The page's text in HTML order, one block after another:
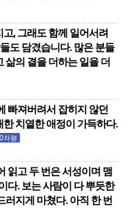
, 그래도 함께 일어서려
도 담겼습니다. 많은 분들
삶의 결을 더하는 일을 더
빠져버려서 잡히지 않던
치열한 애정이 가득하다.
자평
읽고 두 번은 서성이며 맴
다. 보는 사람이 다 뿌듯한
러지게 마쳤다. 아직 한 번